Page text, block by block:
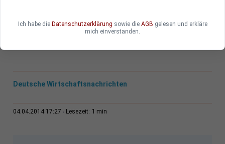
Fast-Food-Kette solle Russland für immer
Deutsche Wirtschaftsnachrichten
04.04.2014 17:27 Lesezeit: 1 min
Ich habe die Datenschutzerklärung sowie die AGB gelesen und erkläre
mich einverstanden.